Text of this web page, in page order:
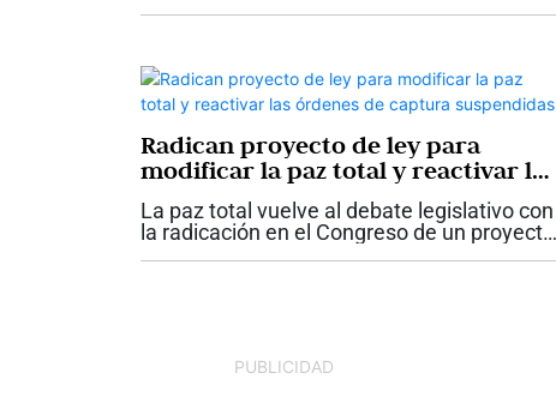
Radican proyecto de ley para
modificar la paz total y reactivar las
órdenes de captura suspendidas
La paz total vuelve al debate legislativo con
la radicación en el Congreso de un proyecto
PUBLICIDAD